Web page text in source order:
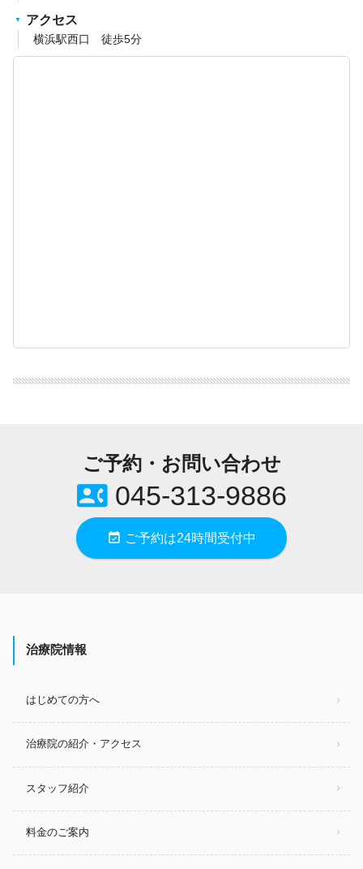
アクセス
横浜駅西口 徒歩5分
ご予約・お問い合わせ
contact_phone045-313-9886
event_available ご予約は24時間受付中
治療院情報
はじめての方へ
治療院の紹介・アクセス
スタッフ紹介
料金のご案内